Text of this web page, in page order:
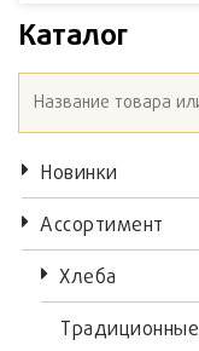
Каталог
Новинки
Ассортимент
Хлеба
Традиционные